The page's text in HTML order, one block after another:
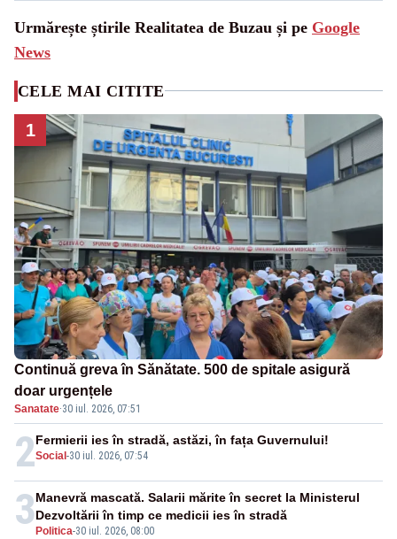
Urmărește știrile Realitatea de Buzau și pe Google
News
CELE MAI CITITE
1
Continuă greva în Sănătate. 500 de spitale asigură
doar urgențele
Sanatate·30 iul. 2026, 07:51
2Social -30 iul. 2026, 07:54
Fermierii ies în stradă, astăzi, în fața Guvernului!
3 Politica-30 iul. 2026, 08:00
Manevră mascată. Salarii mărite în secret la Ministerul
Dezvoltării în timp ce medicii ies în stradă